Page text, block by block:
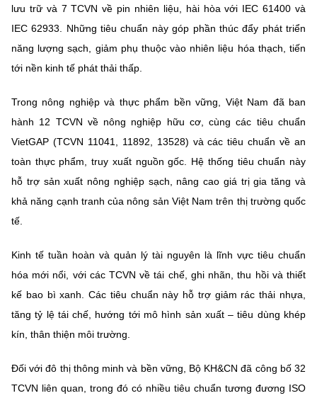
lưu trữ và 7 TCVN về pin nhiên liệu, hài hòa với IEC 61400 và
IEC 62933. Những tiêu chuẩn này góp phần thúc đẩy phát triển
năng lượng sạch, giảm phụ thuộc vào nhiên liệu hóa thạch, tiến
tới nền kinh tế phát thải thấp.
Trong nông nghiệp và thực phẩm bền vững , Việt Nam đã ban
hành 12 TCVN về nông nghiệp hữu cơ, cùng các tiêu chuẩn
VietGAP (TCVN 11041, 11892, 13528) và các tiêu chuẩn về an
toàn thực phẩm, truy xuất nguồn gốc. Hệ thống tiêu chuẩn này
hỗ trợ sản xuất nông nghiệp sạch, nâng cao giá trị gia tăng và
khả năng cạnh tranh của nông sản Việt Nam trên thị trường quốc
tế.
Kinh tế tuần hoàn và quản lý tài nguyên là lĩnh vực tiêu chuẩn
hóa mới nổi, với các TCVN về tái chế, ghi nhãn, thu hồi và thiết
kế bao bì xanh. Các tiêu chuẩn này hỗ trợ giảm rác thải nhựa,
tăng tỷ lệ tái chế, hướng tới mô hình sản xuất – tiêu dùng khép
kín, thân thiện môi trường.
Đối vớiđô thị thông minh và bền vững , Bộ KH&CN đã công bố 32
TCVN liên quan, trong đó có nhiều tiêu chuẩn tương đương ISO